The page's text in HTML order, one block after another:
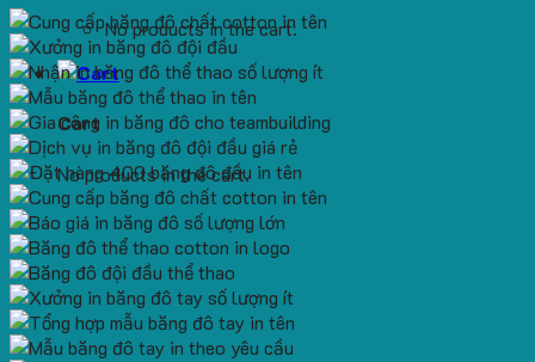
No products in the cart.
Cart
No products in the cart.